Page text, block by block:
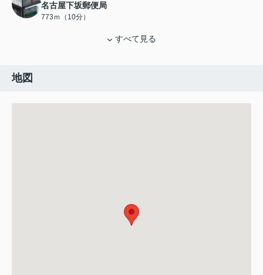
名古屋下坂郵便局
773ｍ（10分）
すべて見る
地図